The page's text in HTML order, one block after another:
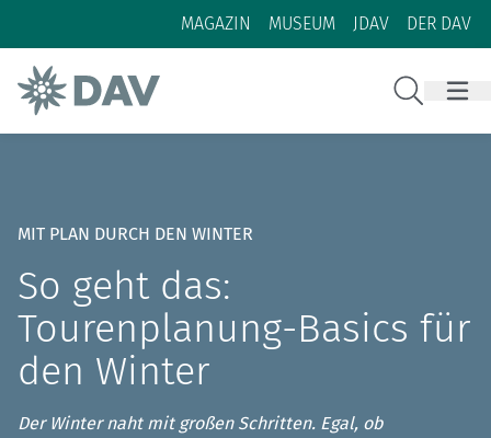
Zum Inhalt
Zur Footer-Navigation
MAGAZIN MUSEUM JDAV DER DAV
MIT PLAN DURCH DEN WINTER
So geht das:
Tourenplanung-Basics für
den Winter
Der Winter naht mit großen Schritten. Egal, ob